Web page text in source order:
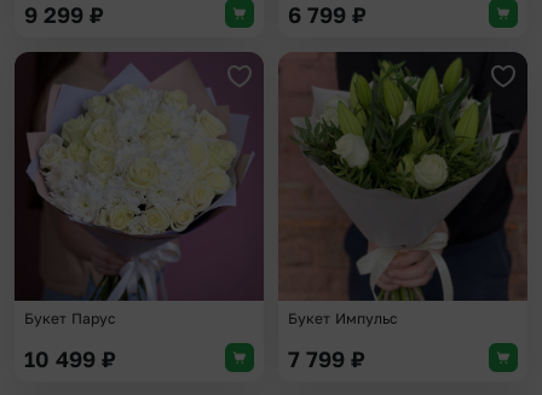
9 299 ₽ 6 799 ₽
Добавить в избранное
Букет Парус
10 499 ₽
Букет Импульс
7 799 ₽